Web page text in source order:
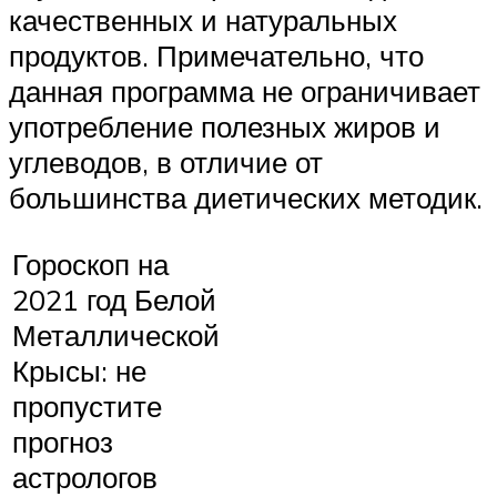
качественных и натуральных
продуктов. Примечательно, что
данная программа не ограничивает
употребление полезных жиров и
углеводов, в отличие от
большинства диетических методик.
Гороскоп на
2021 год Белой
Металлической
Крысы: не
пропустите
прогноз
астрологов